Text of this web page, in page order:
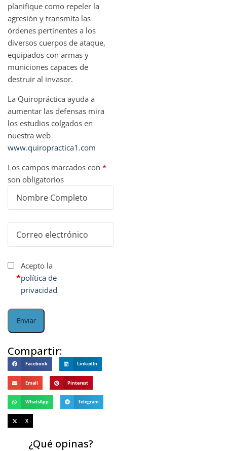
planifique como repeler la
agresión y transmita las
órdenes pertinentes a los
diversos cuerpos de ataque,
equipados con armas y
municiones capaces de
destruir al invasor.
La Quiropráctica ayuda a
aumentar las defensas mira
los estudios colgados en
nuestra web
www.quiropractica1.com
Los campos marcados con *
son obligatorios
*
Acepto la
política de
privacidad
Compartir:
Facebook LinkedIn
Email Pinterest
WhatsApp Telegram
X
¿Qué opinas?